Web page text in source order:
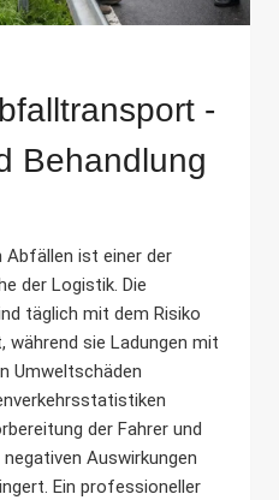
-
Behandlung
ist einer der
der Logistik. Die
täglich mit dem Risiko
sie Ladungen mit
Umweltschäden
der Fahrer und
Auswirkungen
Ein professioneller